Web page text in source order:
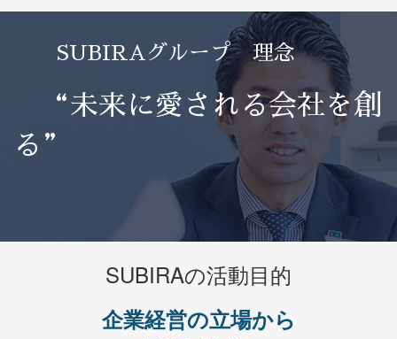
SUBIRAグループ 理念
“未来に愛される会社を創
る”
SUBIRAの活動目的
企業経営の立場から